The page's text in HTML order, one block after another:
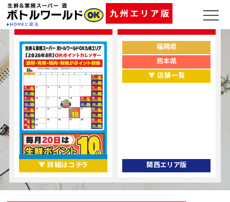
ポイントカレンダー
▼ 詳細はコチラ
福岡県
熊本県
▼ 店舗一覧
関西エリア版